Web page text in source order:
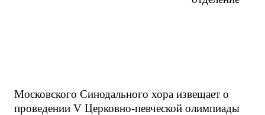
Московского Синодального хора извещает о
проведении V Церковно-певческой олимпиады